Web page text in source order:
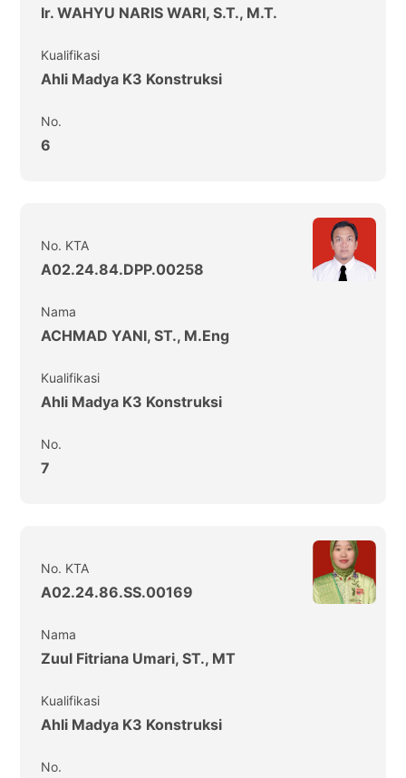
Ir. WAHYU NARIS WARI, S.T., M.T.
Kualifikasi
Ahli Madya K3 Konstruksi
No.
6
No. KTA
A02.24.84.DPP.00258
Nama
ACHMAD YANI, ST., M.Eng
Kualifikasi
Ahli Madya K3 Konstruksi
No.
7
No. KTA
A02.24.86.SS.00169
Nama
Zuul Fitriana Umari, ST., MT
Kualifikasi
Ahli Madya K3 Konstruksi
No.